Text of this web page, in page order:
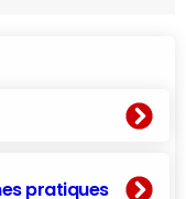
pratiques